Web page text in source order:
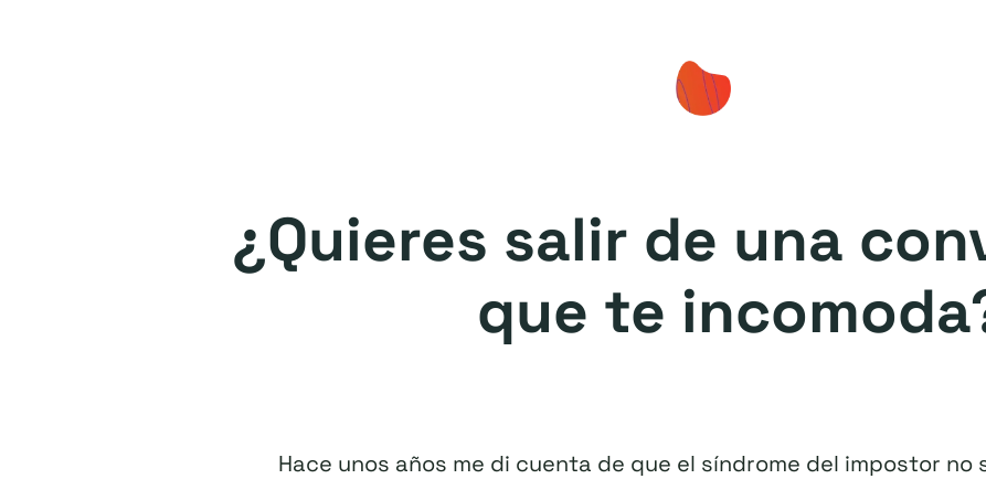
¿Quieres salir de una
que te
Hace unos años me di cuenta de que el síndrome del impostor no